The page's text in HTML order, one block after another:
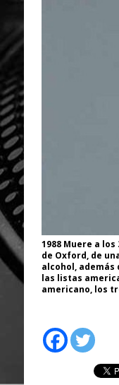
1988 Muere a
de Oxford, de
alcohol,
las listas
americano, los